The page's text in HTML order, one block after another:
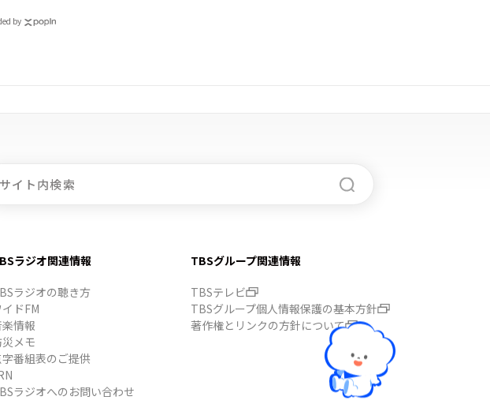
by
ラジオ関連情報
ラジオの聴き方
イドFM
情報
災メモ
字番組表のご提供
ラジオへのお問い合わせ
TBSグループ関連情報
TBSテレビ
TBSグループ個人情報保護の基本方針
著作権とリンクの方針について